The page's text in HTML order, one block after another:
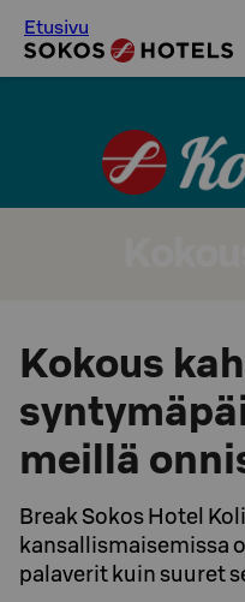
Etusivu
Kokous
meillä
Break Sokos Hotel
kansallismaisemissa
palaverit kuin suuret